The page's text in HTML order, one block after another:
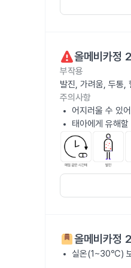
올메비카
부작용
발진, 가려움, 두통,
주의사항
어지러울 수 있
태아에게 유해
올메비카
실온(1~30℃)